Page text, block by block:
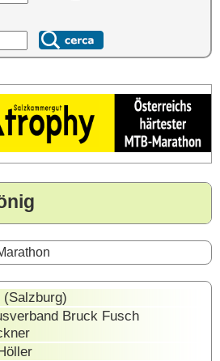
(Salzburg)
Bruck Fusch